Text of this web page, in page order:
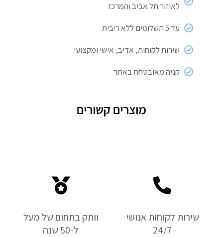
לאיזור תל אביב והמרכז
עד 5 תשלומים ללא ריבית
שירות לקוחות, אדיב, אישי ומקצועי
קניה מאובטחת באתר
מוצרים קשורים
שירות לקוחות אנושי
24/7
וותק בתחום של מעל
ל-50 שנה